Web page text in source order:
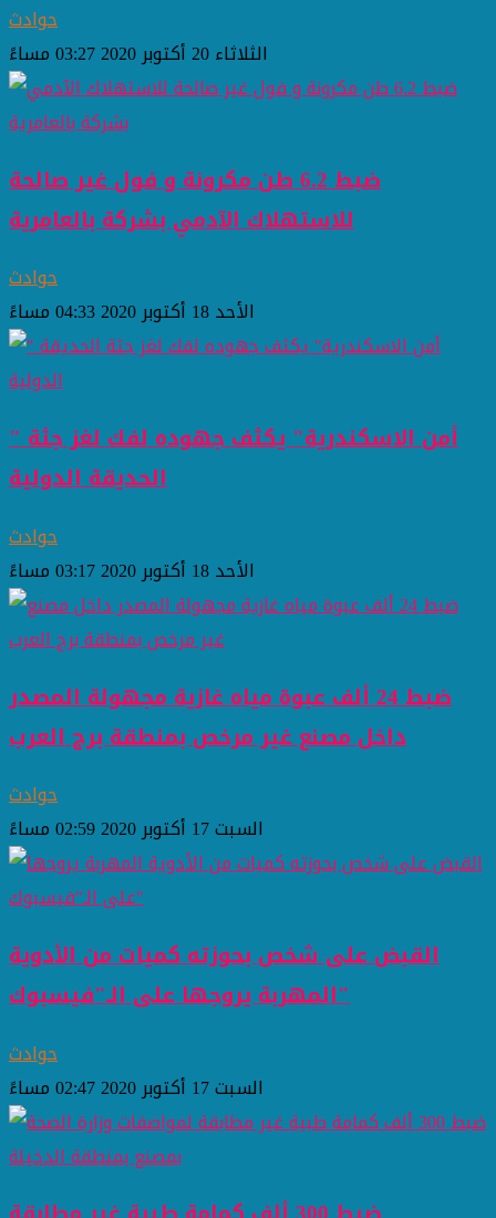
حوادث
الثلاثاء 20 أكتوبر 2020 03:27 مساءً
ضبط 6.2 طن مكرونة و فول غير صالحة
للاستهلاك الآدمي بشركة بالعامرية
حوادث
الأحد 18 أكتوبر 2020 04:33 مساءً
" أمن الاسكندرية" يكثف جهوده لفك لغز جثة
الحديقة الدولية
حوادث
الأحد 18 أكتوبر 2020 03:17 مساءً
ضبط 24 ألف عبوة مياه غازية مجهولة المصدر
داخل مصنع غير مرخص بمنطقة برج العرب
حوادث
السبت 17 أكتوبر 2020 02:59 مساءً
القبض على شخص بحوزته كميات من الأدوية
المهربة يروجها على الـ"فيسبوك"
حوادث
السبت 17 أكتوبر 2020 02:47 مساءً